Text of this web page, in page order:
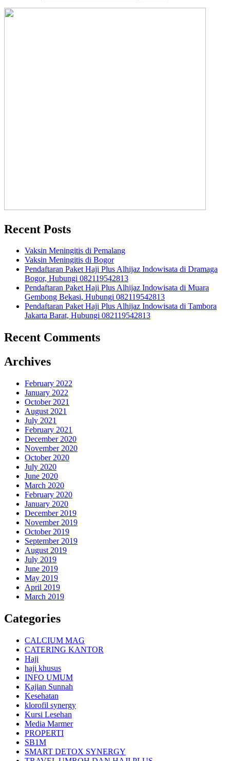
Recent Posts
Vaksin Meningitis di Pemalang
Vaksin Meningitis di Bogor
Pendaftaran Paket Haji Plus Alhijaz Indowisata di Dramaga
Bogor, Hubungi 082119542813
Pendaftaran Paket Haji Plus Alhijaz Indowisata di Muara
Gembong Bekasi, Hubungi 082119542813
Pendaftaran Paket Haji Plus Alhijaz Indowisata di Tambora
Jakarta Barat, Hubungi 082119542813
Recent Comments
Archives
February 2022
January 2022
October 2021
August 2021
July 2021
February 2021
December 2020
November 2020
October 2020
July 2020
June 2020
March 2020
February 2020
January 2020
December 2019
November 2019
October 2019
September 2019
August 2019
July 2019
June 2019
May 2019
April 2019
March 2019
Categories
CALCIUM MAG
CATERING KANTOR
Haji
haji khusus
INFO UMUM
Kajian Sunnah
Kesehatan
klorofil synergy
Kursi Lesehan
Media Marmer
PROPERTI
SB1M
SMART DETOX SYNERGY